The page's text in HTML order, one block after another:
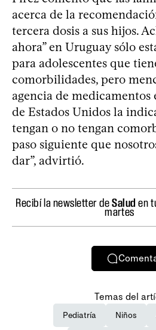
acerca de la
tercera dosis a sus hijos.
ahora” en Uruguay sólo
para adolescentes que
comorbilidades, pero
agencia de medicamentos
de Estados Unidos la
tengan o no tengan
paso siguiente que
dar”, advirtió.
Recibí la newsletter deSalud en
martes
Temas del
Pediatría Niños